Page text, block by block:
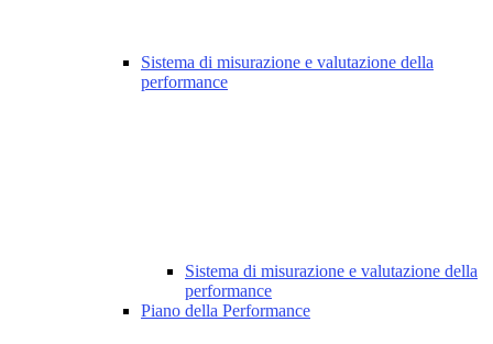
Sistema di misurazione e valutazione della
performance
Sistema di misurazione e valutazione della
performance
Piano della Performance